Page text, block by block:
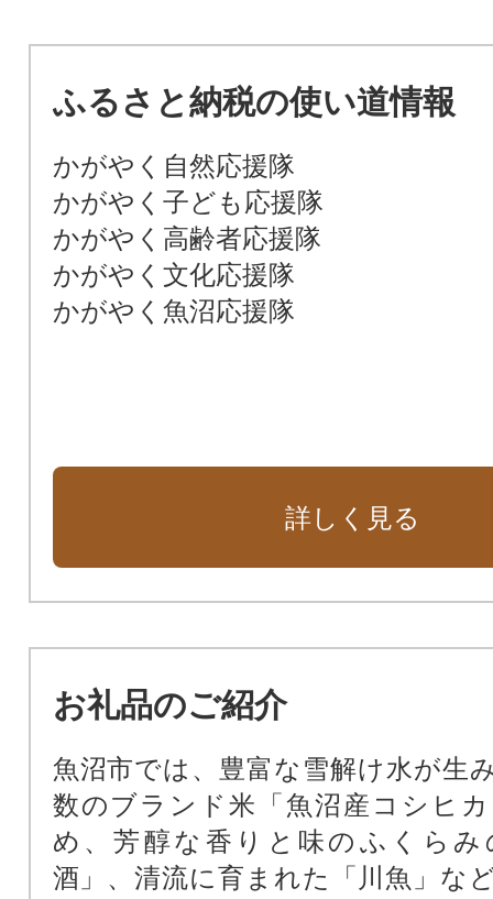
ふるさと納税の使い道情報
かがやく自然応援隊
かがやく子ども応援隊
かがやく高齢者応援隊
かがやく文化応援隊
かがやく魚沼応援隊
詳しく見る
お礼品のご紹介
魚沼市では、豊富な雪解け水が生
数のブランド米「魚沼産コシヒ
め、芳醇な香りと味のふくらみ
酒」、清流に育まれた「川魚」な